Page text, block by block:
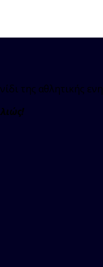
της αθλητικής